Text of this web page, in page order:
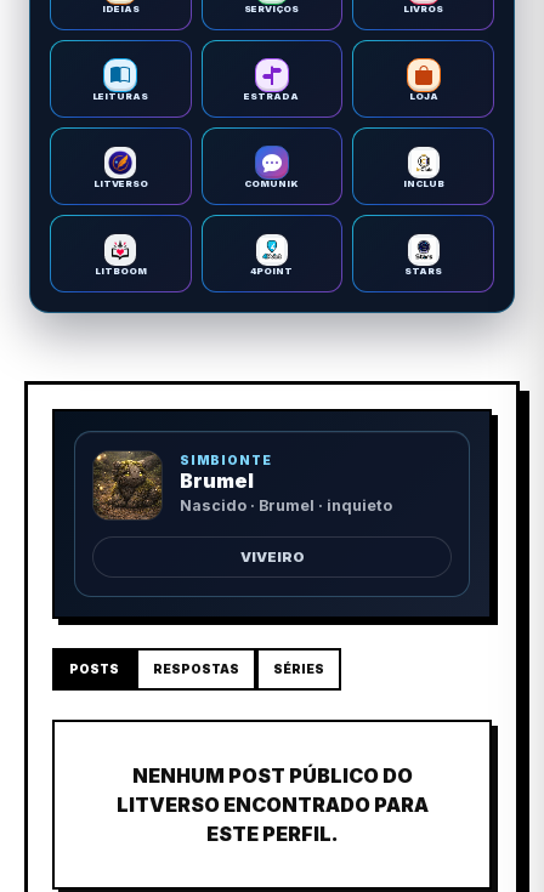
IDEIAS SERVIÇOS LIVROS
LEITURAS ESTRADA LOJA
LITVERSO COMUNIK INCLUB
LITBOOM 4POINT STARS
SIMBIONTE
Brumel
Nascido · Brumel · inquieto
VIVEIRO
POSTS RESPOSTAS SÉRIES
NENHUM POST PÚBLICO DO
LITVERSO ENCONTRADO PARA
ESTE PERFIL.